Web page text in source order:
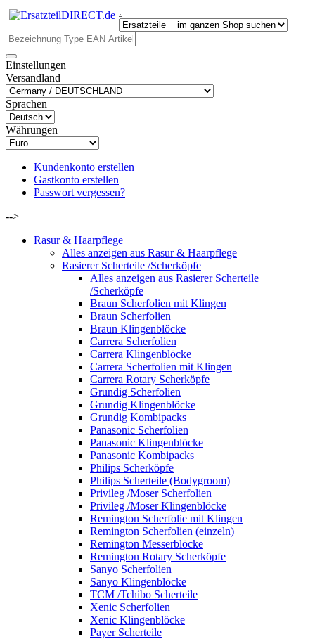
.
Einstellungen
Versandland
Sprachen
Währungen
Kundenkonto erstellen
Gastkonto erstellen
Passwort vergessen?
-->
Rasur & Haarpflege
Alles anzeigen aus Rasur & Haarpflege
Rasierer Scherteile /Scherköpfe
Alles anzeigen aus Rasierer Scherteile
/Scherköpfe
Braun Scherfolien mit Klingen
Braun Scherfolien
Braun Klingenblöcke
Carrera Scherfolien
Carrera Klingenblöcke
Carrera Scherfolien mit Klingen
Carrera Rotary Scherköpfe
Grundig Scherfolien
Grundig Klingenblöcke
Grundig Kombipacks
Panasonic Scherfolien
Panasonic Klingenblöcke
Panasonic Kombipacks
Philips Scherköpfe
Philips Scherteile (Bodygroom)
Privileg /Moser Scherfolien
Privileg /Moser Klingenblöcke
Remington Scherfolie mit Klingen
Remington Scherfolien (einzeln)
Remington Messerblöcke
Remington Rotary Scherköpfe
Sanyo Scherfolien
Sanyo Klingenblöcke
TCM /Tchibo Scherteile
Xenic Scherfolien
Xenic Klingenblöcke
Payer Scherteile